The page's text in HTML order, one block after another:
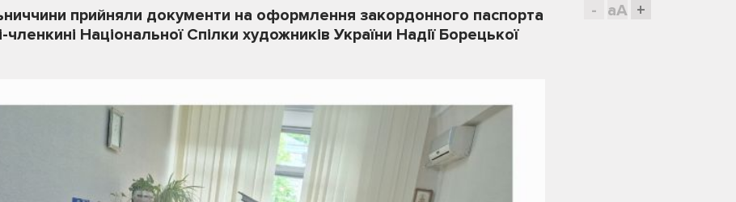
- aA +
прийняли документи на оформлення закордонного паспорта
членкині Національної Спілки художників України Надії Борецької